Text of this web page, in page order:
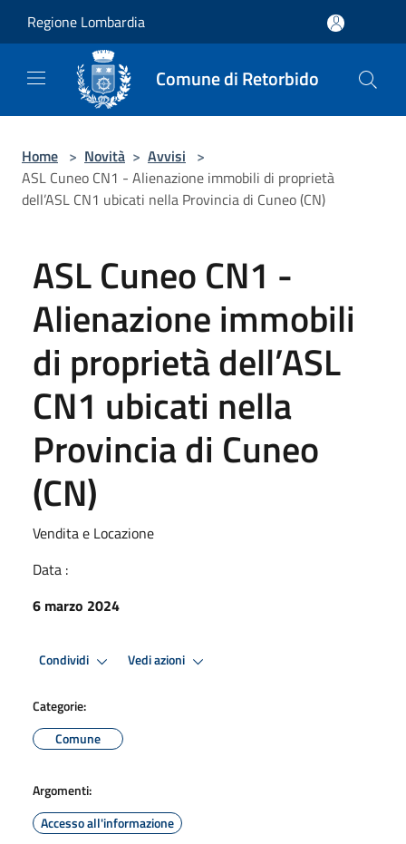
Regione Lombardia
Comune di Retorbido
Home > Novità > Avvisi >
ASL Cuneo CN1 - Alienazione immobili di proprietà
dell’ASL CN1 ubicati nella Provincia di Cuneo (CN)
ASL Cuneo CN1 -
Alienazione immobili
di proprietà dell’ASL
CN1 ubicati nella
Provincia di Cuneo
(CN)
Vendita e Locazione
Data :
6 marzo 2024
Condividi Vedi azioni
Categorie:
Comune
Argomenti:
Accesso all'informazione